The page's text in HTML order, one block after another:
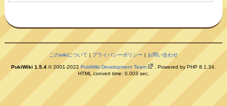
このwikiについて |プライバシーポリシー | お問い合わせ
PukiWiki 1.5.4 © 2001-2022PukiWiki Development Team
. Powered by PHP 8.1.34.
HTML convert time: 0.003 sec.